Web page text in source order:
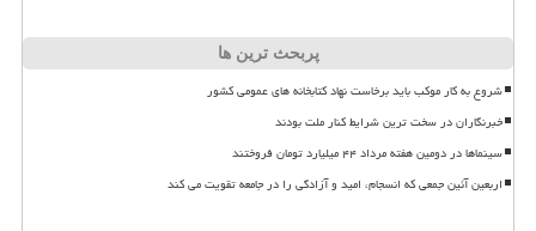
پربحث ترین ها
شروع به کار موکب باید برخاست نهاد کتابخانه های عمومی کشور
خبرنگاران در سخت ترین شرایط کنار ملت بودند
سینماها در دومین هفته مرداد ۴۴ میلیارد تومان فروختند
اربعین آئین جمعی که انسجام، امید و آزادگی را در جامعه تقویت می کند